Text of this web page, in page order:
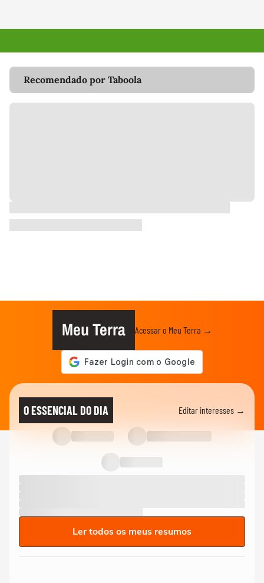
Recomendado por Taboola
Meu Terra Acessar o Meu Terra →
O ESSENCIAL DO DIA Editar interesses →
Ler todos os meus resumos